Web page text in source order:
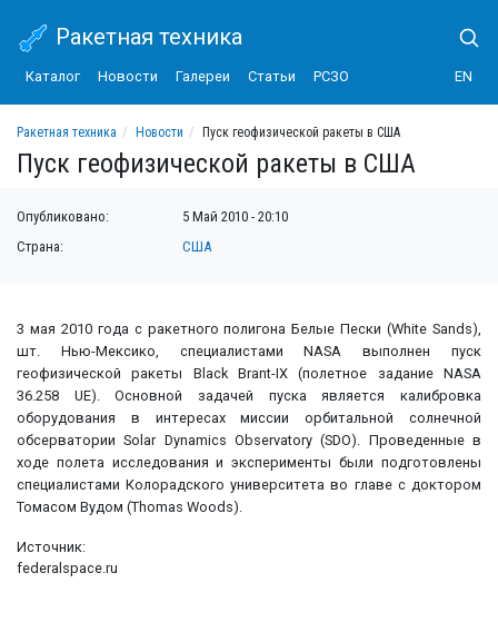
Ракетная техника
Каталог Новости Галереи Статьи РСЗО EN
Ракетная техника Новости Пуск геофизической ракеты в США
Пуск геофизической ракеты в США
Опубликовано:
5 Май 2010 - 20:10
Страна:
США
3 мая 2010 года с ракетного полигона Белые Пески (White Sands),
шт. Нью-Мексико, специалистами NASA выполнен пуск
геофизической ракеты Black Brant-IX (полетное задание NASA
36.258 UE). Основной задачей пуска является калибровка
оборудования в интересах миссии орбитальной солнечной
обсерватории Solar Dynamics Observatory (SDO). Проведенные в
ходе полета исследования и эксперименты были подготовлены
специалистами Колорадского университета во главе с доктором
Томасом Вудом (Thomas Woods).
Источник:
federalspace.ru